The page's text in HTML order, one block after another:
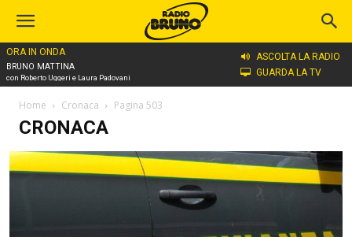
ORA IN ONDA
BRUNO MATTINA
con Roberto Uggeri e Laura Padovani
ASCOLTA LA RADIO
GUARDA LA TV
Home Cronaca Pagina 503
CRONACA